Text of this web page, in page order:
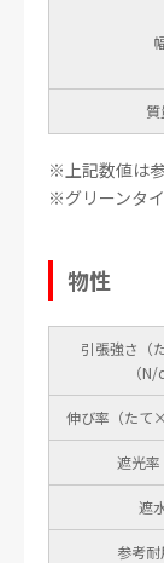
質
※上記数値は
※グリーンタ
物性
引張強さ（
（N/
伸び率（たて
遮光率
遮
参考